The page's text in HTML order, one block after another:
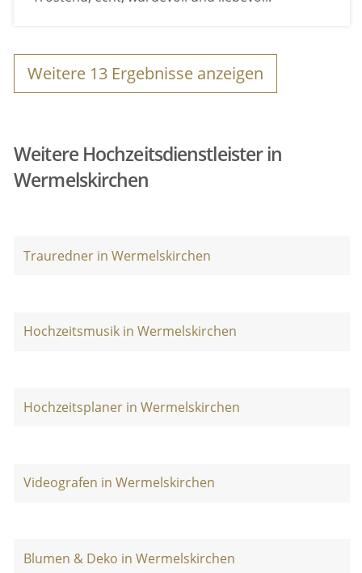
Weitere 13 Ergebnisse anzeigen
Weitere Hochzeitsdienstleister in
Wermelskirchen
Trauredner in Wermelskirchen
Hochzeitsmusik in Wermelskirchen
Hochzeitsplaner in Wermelskirchen
Videografen in Wermelskirchen
Blumen & Deko in Wermelskirchen